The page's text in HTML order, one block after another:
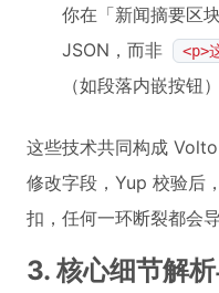
你在「新闻摘要区
JSON，而非
<p>
（如段落内嵌按
这些技术共同构成
修改字段，Yup 校验
扣，任何一环断裂都会
3. 核心细节解